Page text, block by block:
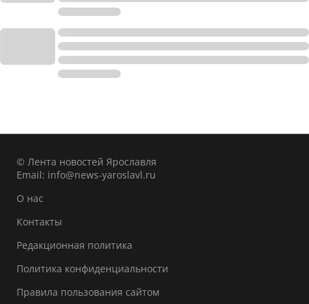
© Лента новостей Ярославля
Email: info@news-yaroslavl.ru
О нас
Контакты
Редакционная политика
Политика конфиденциальности
Правила пользования сайтом